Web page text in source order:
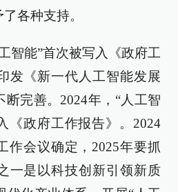
各种支持。
智能”首次被写入《政府工
发《新一代人工智能发展
完善。2024年，“人工智
《政府工作报告》。2024
作会议确定，2025年要抓
一是以科技创新引领新质